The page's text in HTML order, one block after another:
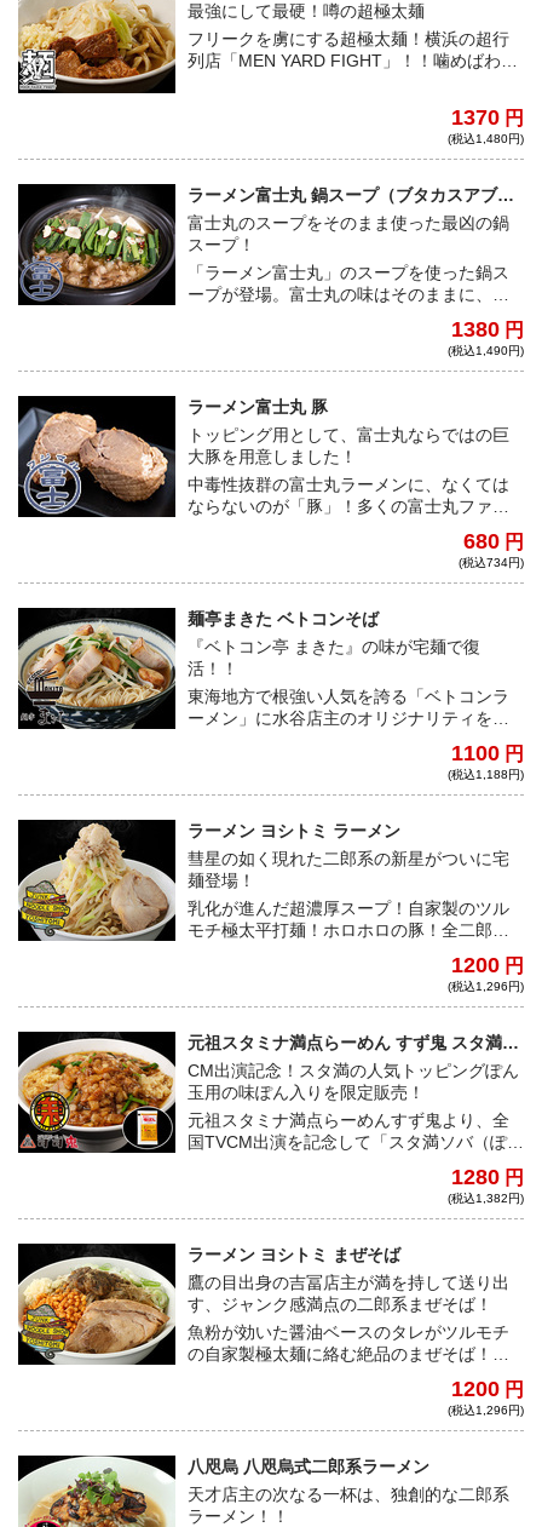
最強にして最硬！噂の超極太麺
フリークを虜にする超極太麺！横浜の超行
列店「MEN YARD FIGHT」！！噛めばわか
1370 円
(税込1,480円)
ラーメン富士丸 鍋スープ（ブタカスアブラ
付き）
富士丸のスープをそのまま使った最凶の鍋
スープ！
「ラーメン富士丸」のスープを使った鍋ス
ープが登場。富士丸の味はそのままに、ス
適化しました。（※本商品は鍋スープで
す。麺やチャーシューはついていませ
1380 円
(税込1,490円)
ラーメン富士丸 豚
トッピング用として、富士丸ならではの巨
大豚を用意しました！
中毒性抜群の富士丸ラーメンに、なくては
ならないのが「豚」！多くの富士丸ファン
680 円
(税込734円)
麺亭まきた ベトコンそば
『ベトコン亭 まきた』の味が宅麺で復
活！！
東海地方で根強い人気を誇る「ベトコンラ
ーメン」に水谷店主のオリジナリティを加
地鶏」を使用した清湯スープに唐辛子の刺
激を加え、ニンニクが効いた塩タレで仕上
きたい！
1100 円
(税込1,188円)
ラーメン ヨシトミ ラーメン
彗星の如く現れた二郎系の新星がついに宅
麺登場！
乳化が進んだ超濃厚スープ！自家製のツル
モチ極太平打麺！ホロホロの豚！全二郎系
1200 円
(税込1,296円)
元祖スタミナ満点らーめん すず鬼 スタ満ソ
バ（ぽん玉用味ぽん入り）
CM出演記念！スタ満の人気トッピングぽん
玉用の味ぽん入りを限定販売！
元祖スタミナ満点らーめんすず鬼より、全
国TVCM出演を記念して「スタ満ソバ（ぽん
1280 円
(税込1,382円)
ラーメン ヨシトミ まぜそば
鷹の目出身の吉冨店主が満を持して送り出
す、ジャンク感満点の二郎系まぜそば！
魚粉が効いた醤油ベースのタレがツルモチ
の自家製極太麺に絡む絶品のまぜそば！ト
1200 円
(税込1,296円)
八咫烏 八咫烏式二郎系ラーメン
天才店主の次なる一杯は、独創的な二郎系
ラーメン！！